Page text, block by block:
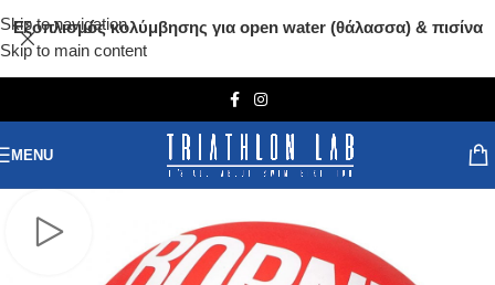
Skip to navigation
Skip to main content
Εξοπλισμός κολύμβησης για open water (θάλασσα) & πισίνα
MENU